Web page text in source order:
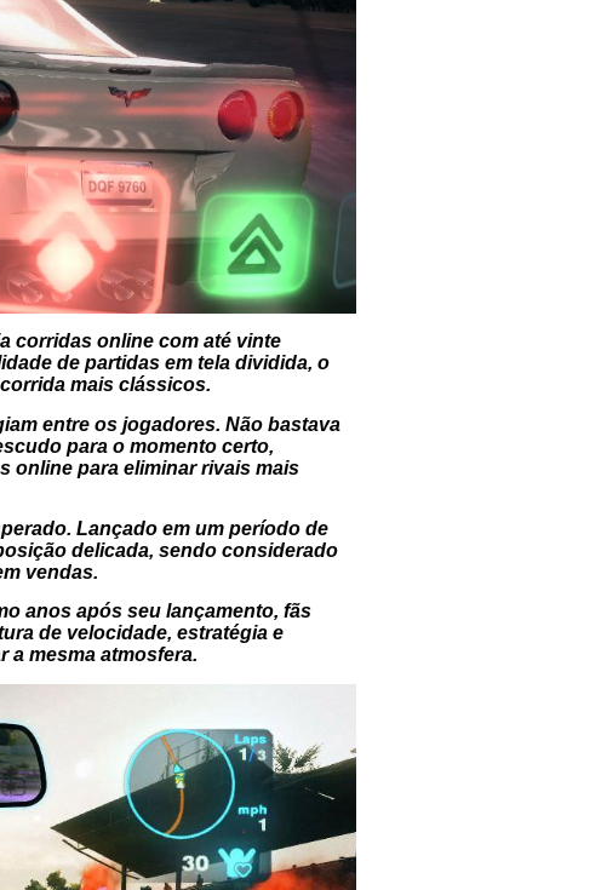
corridas online com até vinte
de partidas em tela dividida, o
mais clássicos.
entre os jogadores. Não bastava
para o momento certo,
online para eliminar rivais mais
Lançado em um período de
delicada, sendo considerado
vendas.
anos após seu lançamento, fãs
de velocidade, estratégia e
a mesma atmosfera.